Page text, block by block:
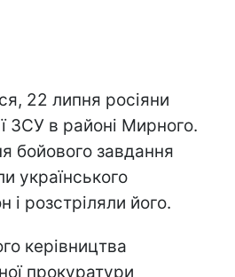
22 липня росіяни
ЗСУ в районі Мирного.
бойового завдання
українського
і розстріляли його.
керівництва
прокуратури